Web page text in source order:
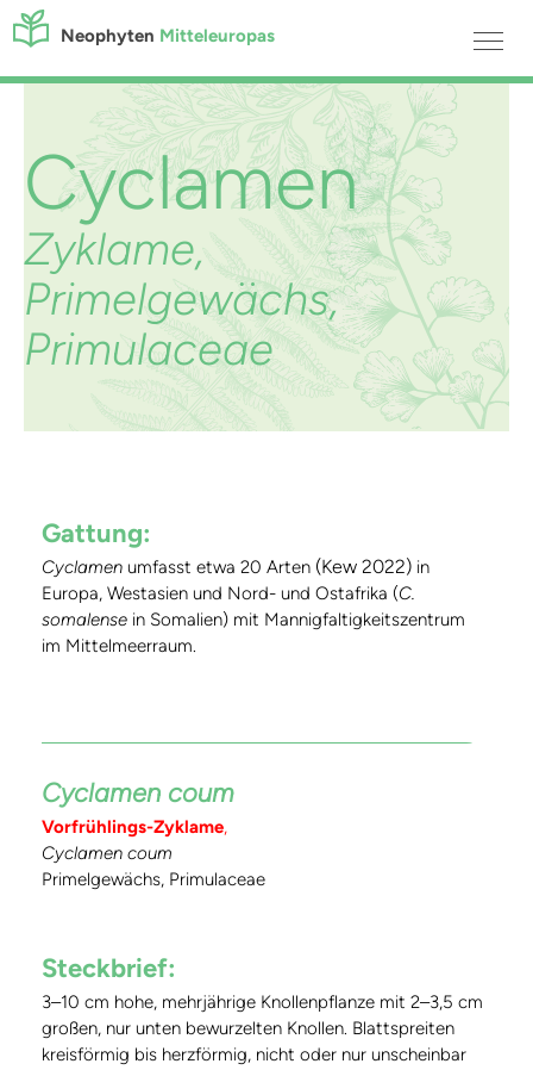
Neophyten Mitteleuropas
Cyclamen
Zyklame,
Primelgewächs,
Primulaceae
Gattung:
Cyclamen umfasst etwa 20 Arten (Kew 2022) in
Europa, Westasien und Nord- und Ostafrika (C.
somalense in Somalien) mit Mannigfaltigkeitszentrum
im Mittelmeerraum.
Cyclamen coum
Vorfrühlings-Zyklame,
Cyclamen coum
Primelgewächs, Primulaceae
Steckbrief:
3–10 cm hohe, mehrjährige Knollenpflanze mit 2–3,5 cm
großen, nur unten bewurzelten Knollen. Blattspreiten
kreisförmig bis herzförmig, nicht oder nur unscheinbar